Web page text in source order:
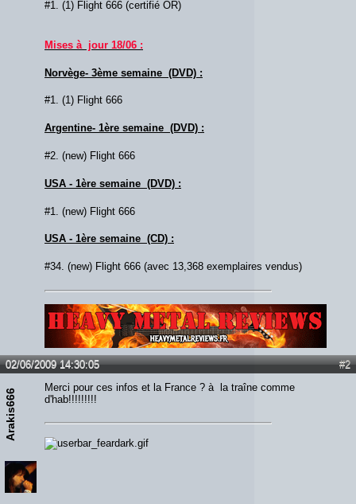
#1. (1) Flight 666 (certifié OR)
Mises à jour 18/06 :
Norvège- 3ème semaine (DVD) :
#1. (1) Flight 666
Argentine- 1ère semaine (DVD) :
#2. (new) Flight 666
USA - 1ère semaine (DVD) :
#1. (new) Flight 666
USA - 1ère semaine (CD) :
#34. (new) Flight 666 (avec 13,368 exemplaires vendus)
Lien :http://heavymetalreviews.fr/
#2
02/06/2009 14:30:05
Arakis666
Merci pour ces infos et la France ? à la traîne comme
d'hab!!!!!!!!!